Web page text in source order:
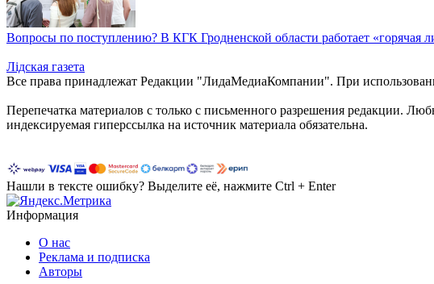
Вопросы по поступлению? В КГК Гродненской области работает «горячая
Лiдская газета
Все права принадлежат Редакции "ЛидаМедиаКомпании". При
Перепечатка материалов c только с письменного разрешения редакции.
индексируемая гиперссылка на источник материала обязательна.
Нашли в тексте ошибку? Выделите её, нажмите Ctrl + Enter
Информация
О нас
Реклама и подписка
Авторы